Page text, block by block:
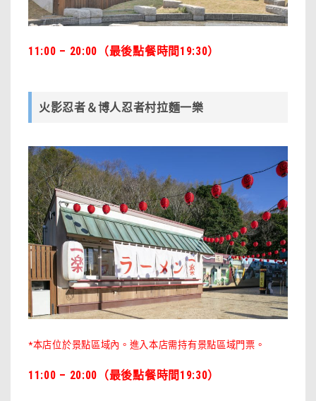
11:00 – 20:00（最後點餐時間19:30）
火影忍者＆博人忍者村拉麵一樂
*本店位於景點區域內。進入本店需持有景點區域門票。
11:00 – 20:00（最後點餐時間19:30）